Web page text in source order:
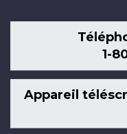
1-
Appareil